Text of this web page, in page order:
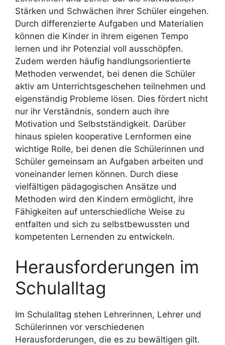
Stärken und Schwächen ihrer Schüler eingehen.
Durch differenzierte Aufgaben und Materialien
können die Kinder in ihrem eigenen Tempo
lernen und ihr Potenzial voll ausschöpfen.
Zudem werden häufig handlungsorientierte
Methoden verwendet, bei denen die Schüler
aktiv am Unterrichtsgeschehen teilnehmen und
eigenständig Probleme lösen. Dies fördert nicht
nur ihr Verständnis, sondern auch ihre
Motivation und Selbstständigkeit. Darüber
hinaus spielen kooperative Lernformen eine
wichtige Rolle, bei denen die Schülerinnen und
Schüler gemeinsam an Aufgaben arbeiten und
voneinander lernen können. Durch diese
vielfältigen pädagogischen Ansätze und
Methoden wird den Kindern ermöglicht, ihre
Fähigkeiten auf unterschiedliche Weise zu
entfalten und sich zu selbstbewussten und
kompetenten Lernenden zu entwickeln.
Herausforderungen im
Schulalltag
Im Schulalltag stehen Lehrerinnen, Lehrer und
Schülerinnen vor verschiedenen
Herausforderungen, die es zu bewältigen gilt.